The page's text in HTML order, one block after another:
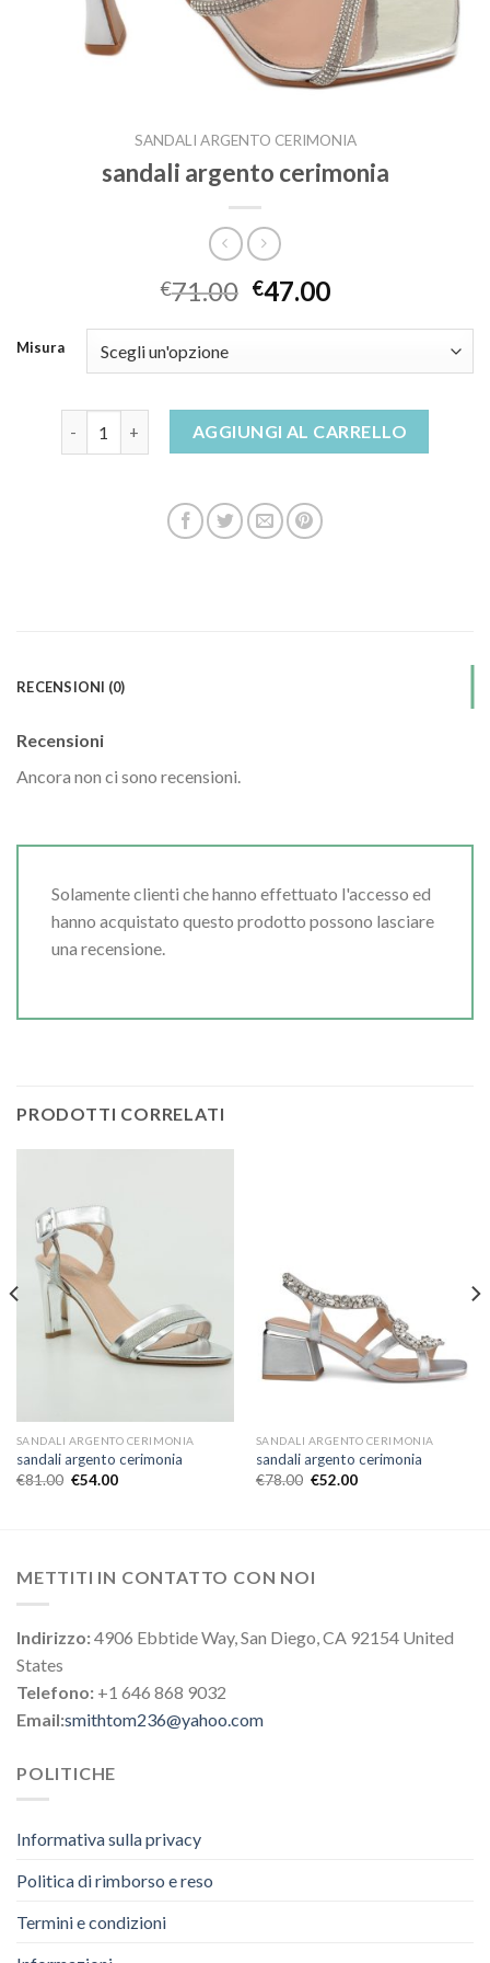
SANDALI ARGENTO CERIMONIA
sandali argento cerimonia
€71.00 €47.00
Misura
sandali argento cerimonia quantità
AGGIUNGI AL CARRELLO
RECENSIONI (0)
Recensioni
Ancora non ci sono recensioni.
Solamente clienti che hanno effettuato l'accesso ed
hanno acquistato questo prodotto possono lasciare
una recensione.
PRODOTTI CORRELATI
SANDALI ARGENTO CERIMONIA
sandali argento cerimonia
€81.00 €54.00
SANDALI ARGENTO CERIMONIA
sandali argento cerimonia
€78.00 €52.00
METTITI IN CONTATTO CON NOI
Indirizzo:4906 Ebbtide Way, San Diego, CA 92154 United
States
Telefono: +1 646 868 9032
Email:smithtom236@yahoo.com
POLITICHE
Informativa sulla privacy
Politica di rimborso e reso
Termini e condizioni